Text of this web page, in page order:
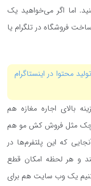
اما اگر می‌خواهید یک
فروشگاه در تلگرام یا
محتوا در اینستاگرام
بالای اجاره مغازه هم
مثل فروش کش مو هم
که این پلتفرم‌ها در
و هر لحظه امکان قطع
یک وب سایت هم برای